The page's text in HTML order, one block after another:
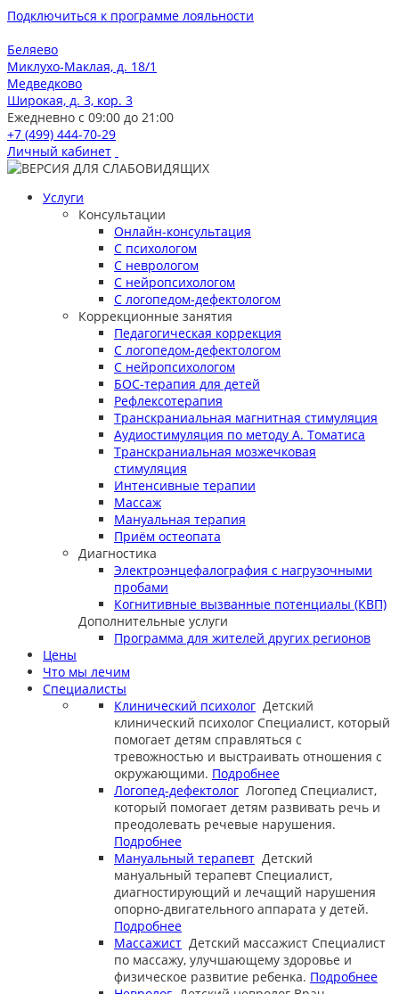
Подключиться к программе лояльности
Беляево
Миклухо-Маклая, д. 18/1
Медведково
Широкая, д. 3, кор. 3
Ежедневно с 09:00 до 21:00
+7 (499) 444-70-29
Личный кабинет
Услуги
Консультации
Онлайн-консультация
С психологом
С неврологом
С нейропсихологом
С логопедом-дефектологом
Коррекционные занятия
Педагогическая коррекция
С логопедом-дефектологом
С нейропсихологом
БОС-терапия для детей
Рефлексотерапия
Транскраниальная магнитная стимуляция
Аудиостимуляция по методу А. Томатиса
Транскраниальная мозжечковая
стимуляция
Интенсивные терапии
Массаж
Мануальная терапия
Приём остеопата
Диагностика
Электроэнцефалография с нагрузочными
пробами
Когнитивные вызванные потенциалы (КВП)
Дополнительные услуги
Программа для жителей других регионов
Цены
Что мы лечим
Специалисты
Клинический психолог Детский
клинический психолог Специалист, который
помогает детям справляться с
тревожностью и выстраивать отношения с
окружающими. Подробнее
Логопед-дефектолог Логопед Специалист,
который помогает детям развивать речь и
преодолевать речевые нарушения.
Подробнее
Мануальный терапевт Детский
мануальный терапевт Специалист,
диагностирующий и лечащий нарушения
опорно-двигательного аппарата у детей.
Подробнее
Массажист Детский массажист Специалист
по массажу, улучшающему здоровье и
физическое развитие ребенка. Подробнее